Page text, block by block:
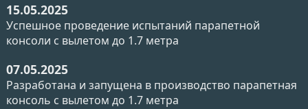
15.05.2025
Успешное проведение испытаний парапетной
консоли с вылетом до 1.7 метра
07.05.2025
Разработана и запущена в производство парапетная
консоль с вылетом до 1.7 метра